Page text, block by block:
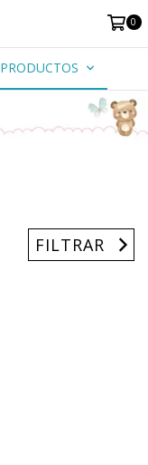
0
PRODUCTOS
FILTRAR